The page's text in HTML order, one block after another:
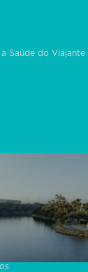
Saúde do Viajante